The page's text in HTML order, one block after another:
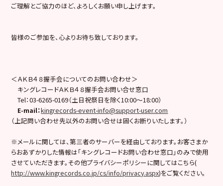
ご理解とご協力のほど、よろしくお願い申し上げます。
皆様のご参加を、心よりお待ち致しております。
＜ＡＫＢ４８握手会についてのお問い合わせ＞
キングレコードＡＫＢ４８握手会お問い合せ窓口
Tel：03-6265-0169（土日祝祭日を除く10:00〜18:00）
E-mail：kingrecords-event-info@support-user.com
（上記問い合わせ先以外のお問い合せは固くお断りいたします。）
※メールに関しては、第三者のサーバーを経由しております。お客さまか
らおあずかりした情報は「キングレコードお問い合わせ窓口」のみで使用
させていただきます。その他プライバシーポリシーに関してはこちら(
http://www.kingrecords.co.jp/cs/info/privacy.aspx)をご覧ください。